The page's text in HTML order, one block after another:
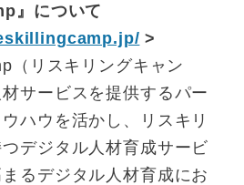
』について
>
（リスキリングキャン
サービスを提供するパー
ハウを活かし、リスキリ
デジタル人材育成サービ
るデジタル人材育成にお